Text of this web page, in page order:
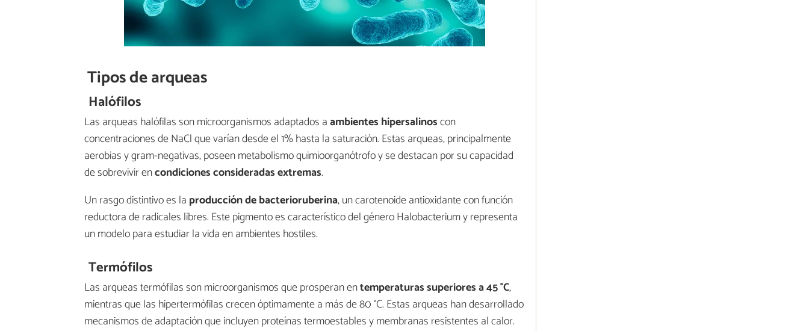
Tipos de arqueas
Halófilos
Las arqueas halófilas son microorganismos adaptados aambientes hipersalinoscon
concentraciones de NaCl que varían desde el 1% hasta la saturación. Estas arqueas, principalmente
aerobias y gram-negativas, poseen metabolismo quimioorganótrofo y se destacan por su capacidad
de sobrevivir encondiciones consideradas extremas.
Un rasgo distintivo es la producción de bacterioruberina, un carotenoide antioxidante con función
reductora de radicales libres. Este pigmento es característico del género Halobacterium y representa
un modelo para estudiar la vida en ambientes hostiles.
Termófilos
Las arqueas termófilas son microorganismos que prosperan entemperaturas superiores a 45 °C,
mientras que las hipertermófilas crecen óptimamente a más de 80 °C. Estas arqueas han desarrollado
mecanismos de adaptación que incluyen proteínas termoestables y membranas resistentes al calor.